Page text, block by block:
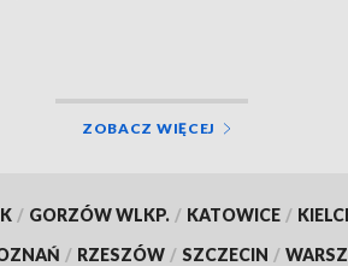
ZOBACZ WIĘCEJ
/ GORZÓW WLKP. / KATOWICE /
/ RZESZÓW / SZCZECIN /